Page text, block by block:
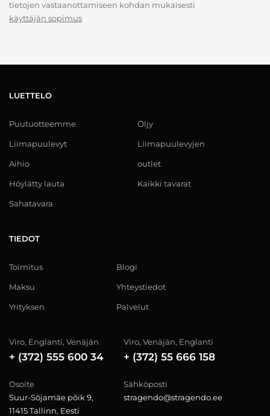
tietojen vastaanottamiseen kohdan mukaisesti
käyttäjän sopimus
LUETTELO
Puutuotteemme
Liimapuulevyt
Aihio
Höylätty lauta
Sahatavara
Öljy
Liimapuulevyjen
outlet
Kaikki tavarat
TIEDOT
Toimitus
Maksu
Yrityksen
Blogi
Yhteystiedot
Palvelut
Viro, Englanti, Venäjän
+ (372) 555 600 34
Viro, Venäjän, Englanti
+ (372) 55 666 158
Osoite
Suur-Sõjamäe põik 9,
11415 Tallinn, Eesti
Sähköposti
stragendo@stragendo.ee